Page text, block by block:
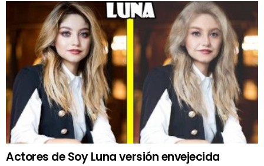
Actores de Soy Luna versión envejecida